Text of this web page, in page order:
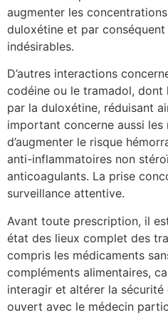
augmenter les
duloxétine et par
indésirables.
D’autres interactions
codéine ou le tramadol, dont
par la duloxétine, réduisant
important concerne aussi
d’augmenter le risque
anti-inflammatoires non
anticoagulants. La prise
surveillance attentive.
Avant toute prescription, il
état des lieux complet des
compris les médicaments
compléments alimentaires,
interagir et altérer la sécurité
ouvert avec le médecin